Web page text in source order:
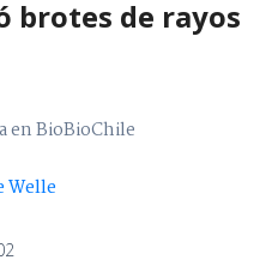
brotes de rayos
en BioBioChile
Welle